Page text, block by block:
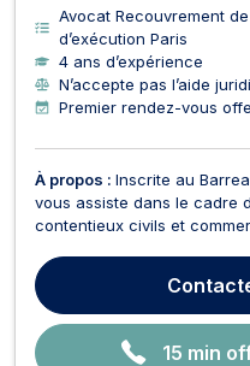
Avocat Recouvrement
d’exécution Paris
4 ans d’expérience
N’accepte pas l’aide
Premier rendez-vous
À propos : Inscrite au
vous assiste dans le cadre
contentieux civils et
conseiller pour toute
responsabilité contractuelle,
15 min